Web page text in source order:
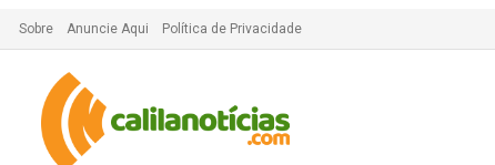
Sobre Anuncie Aqui Política de Privacidade